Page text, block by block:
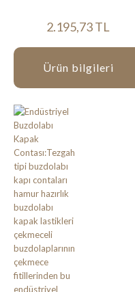
2.195,73 TL
Ürün bilgileri